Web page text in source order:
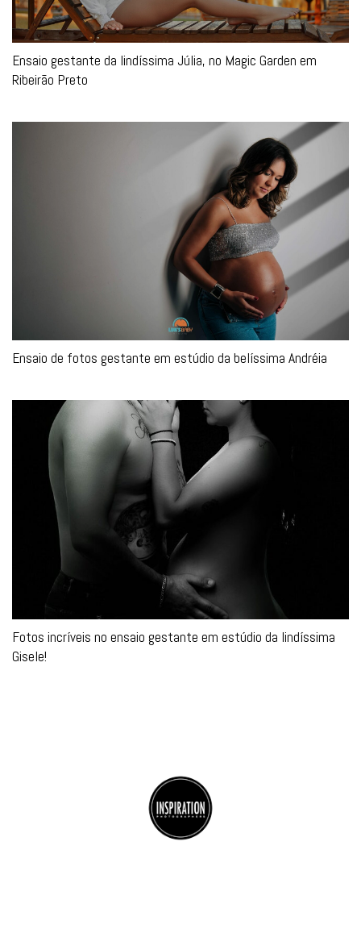
Ensaio gestante da lindíssima Júlia, no Magic Garden em
Ribeirão Preto
Ensaio de fotos gestante em estúdio da belíssima Andréia
Fotos incríveis no ensaio gestante em estúdio da lindíssima
Gisele!